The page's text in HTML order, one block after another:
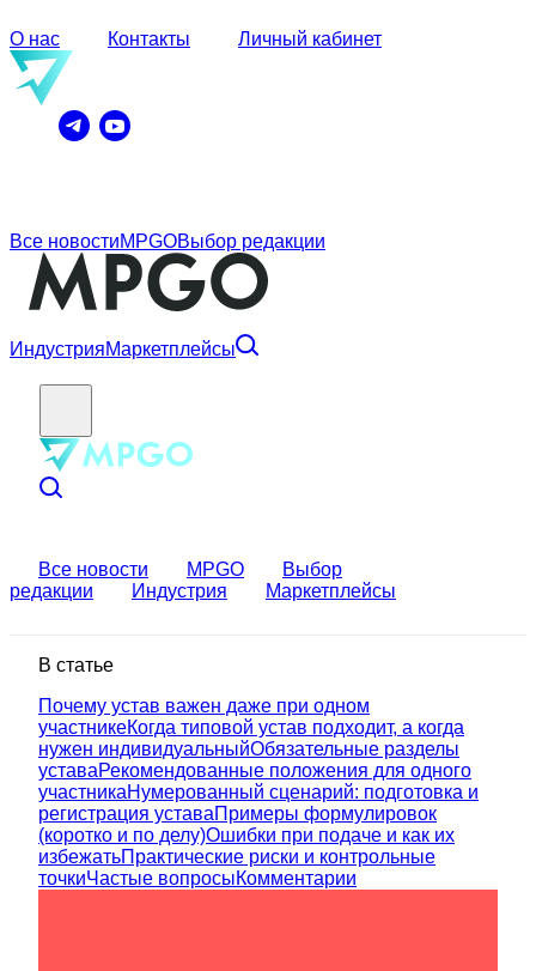
О нас Контакты Личный кабинет
Все новостиMPGOВыбор редакции
ИндустрияМаркетплейсы
Все новости MPGO
Выбор
редакции
Индустрия Маркетплейсы
В статье
Почему устав важен даже при одном
участникеКогда типовой устав подходит, а когда
нужен индивидуальныйОбязательные разделы
уставаРекомендованные положения для одного
участникаНумерованный сценарий: подготовка и
регистрация уставаПримеры формулировок
(коротко и по делу)Ошибки при подаче и как их
избежатьПрактические риски и контрольные
точкиЧастые вопросыКомментарии